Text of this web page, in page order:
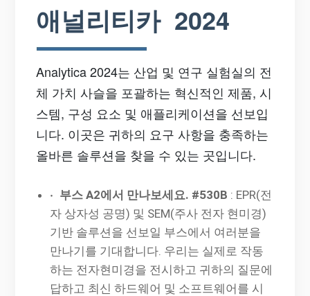
애널리티카 2024
Analytica 2024는 산업 및 연구 실험실의 전
체 가치 사슬을 포괄하는 혁신적인 제품, 시
스템, 구성 요소 및 애플리케이션을 선보입
니다. 이곳은 귀하의 요구 사항을 충족하는
올바른 솔루션을 찾을 수 있는 곳입니다.
· 부스 A2에서 만나보세요. #530B : EPR(전
자 상자성 공명) 및 SEM(주사 전자 현미경)
기반 솔루션을 선보일 부스에서 여러분을
만나기를 기대합니다. 우리는 실제로 작동
하는 전자현미경을 전시하고 귀하의 질문에
답하고 최신 하드웨어 및 소프트웨어를 시